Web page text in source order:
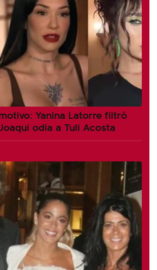
Yanina Latorre filtró
odia a Tuli Acosta